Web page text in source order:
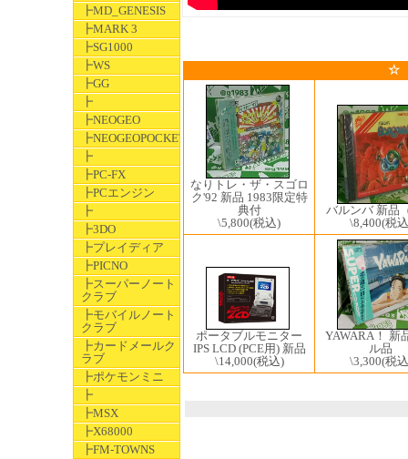
┣MD_GENESIS
┣MARK 3
┣SG1000
┣WS
┣GG
┣
┣NEOGEO
┣NEOGEOPOCKET
┣
┣PC-FX
┣PCエンジン
┣
┣3DO
┣プレイディア
┣PICNO
┣スーパーノート
クラブ
┣モバイルノート
クラブ
┣カードメールク
ラブ
┣ポケモンミニ
┣
┣MSX
┣X68000
┣FM-TOWNS
☆
なりトレ・ザ・スゴロ
ク'92 新品 1983限定特
典付
\5,800(税込)
バルンバ 新品
\8,400(税
ポータブルモニター
IPS LCD (PCE用) 新品
\14,000(税込)
YAWARA！ 新
ル品
\3,300(税